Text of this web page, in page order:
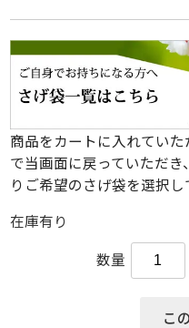
商品をカートに入れていた
で当画面に戻っていただ
りご希望のさげ袋を選択し
在庫有り
数量
こ